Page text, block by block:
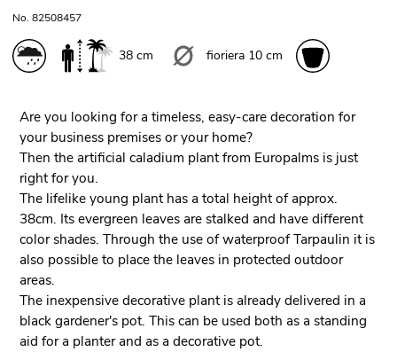
No. 82508457
38 cm fioriera 10 cm
Are you looking for a timeless, easy-care decoration for
your business premises or your home?
Then the artificial caladium plant from Europalms is just
right for you.
The lifelike young plant has a total height of approx.
38cm. Its evergreen leaves are stalked and have different
color shades. Through the use of waterproof Tarpaulin it is
also possible to place the leaves in protected outdoor
areas.
The inexpensive decorative plant is already delivered in a
black gardener's pot. This can be used both as a standing
aid for a planter and as a decorative pot.